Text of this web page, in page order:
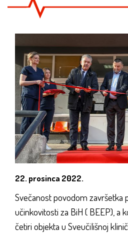
22. prosinca 2022.
Svečanost povodom završetka
učinkovitosti za BiH ( BEEP), a
četiri objekta u Sveučilišnoj